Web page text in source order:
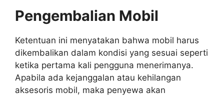
Pengembalian Mobil
Ketentuan ini menyatakan bahwa mobil harus
dikembalikan dalam kondisi yang sesuai seperti
ketika pertama kali pengguna menerimanya.
Apabila ada kejanggalan atau kehilangan
aksesoris mobil, maka penyewa akan